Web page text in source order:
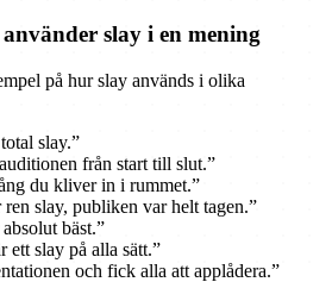
slay i en mening
på hur slay används i olika
slay.”
från start till slut.”
du kliver in i rummet.”
ren slay, publiken var helt tagen.”
bäst.”
ett slay på alla sätt.”
och fick alla att applådera.”